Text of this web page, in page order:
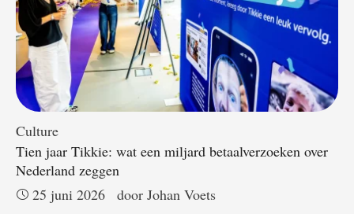
Culture
Tien jaar Tikkie: wat een miljard betaalverzoeken over
Nederland zeggen
25 juni 2026
door Johan Voets